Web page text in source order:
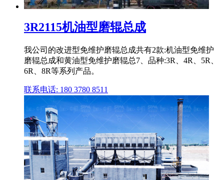
3R2115机油型磨辊总成
我公司的改进型免维护磨辊总成共有2款:机油型免维护
磨辊总成和黄油型免维护磨辊总7、品种:3R、4R、5R、
6R、8R等系列产品。
联系电话: 180 3780 8511